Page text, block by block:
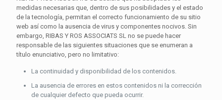
medidas necesarias que, dentro de sus posibilidades y el estado
de la tecnología, permitan el correcto funcionamiento de su sitio
web así como la ausencia de virus y componentes nocivos. Sin
embargo, RIBAS Y ROS ASSOCIATS SL no se puede hacer
responsable de las siguientes situaciones que se enumeran a
título enunciativo, pero no limitativo:
La continuidad y disponibilidad de los contenidos.
La ausencia de errores en estos contenidos ni la corrección
de cualquier defecto que pueda ocurrir.